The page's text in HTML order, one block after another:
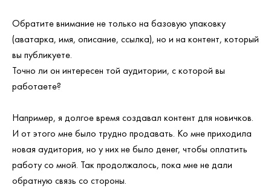
Обратите внимание не только на базовую упаковку
(аватарка, имя, описание, ссылка), но и на контент, который
вы публикуете.
Точно ли он интересен той аудитории, с которой вы
работаете?
Например, я долгое время создавал контент для новичков.
И от этого мне было трудно продавать. Ко мне приходила
новая аудитория, но у них не было денег, чтобы оплатить
работу со мной. Так продолжалось, пока мне не дали
обратную связь со стороны.